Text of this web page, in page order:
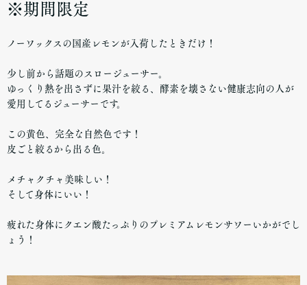
※期間限定
ノーワックスの国産レモンが入荷したときだけ！
少し前から話題のスロージューサー。
ゆっくり熱を出さずに果汁を絞る、酵素を壊さない健康志向の人が
愛用してるジューサーです。
この黄色、完全な自然色です！
皮ごと絞るから出る色。
メチャクチャ美味しい！
そして身体にいい！
疲れた身体にクエン酸たっぷりのプレミアムレモンサワーいかがでし
ょう！